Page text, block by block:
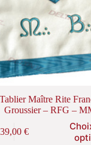
Tablier Maître Rite
Groussier – RFG –
39,00 €